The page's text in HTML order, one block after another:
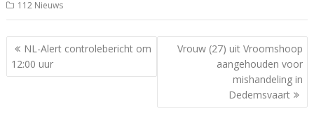
112 Nieuws
Bericht
navigatie
NL-Alert controlebericht om
12:00 uur
Vrouw (27) uit Vroomshoop
aangehouden voor
mishandeling in
Dedemsvaart